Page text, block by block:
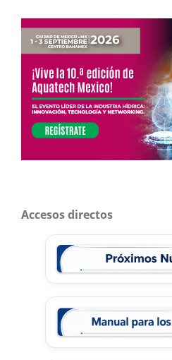
Accesos directos